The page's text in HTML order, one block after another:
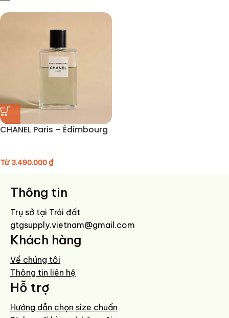
CHANEL Paris – Édimbourg
Từ3.490.000₫
Thông tin
Trụ sở tại Trái đất
gtgsupply.vietnam@gmail.com
Khách hàng
Về chúng tôi
Thông tin liên hệ
Hỗ trợ
Hướng dẫn chọn size chuẩn